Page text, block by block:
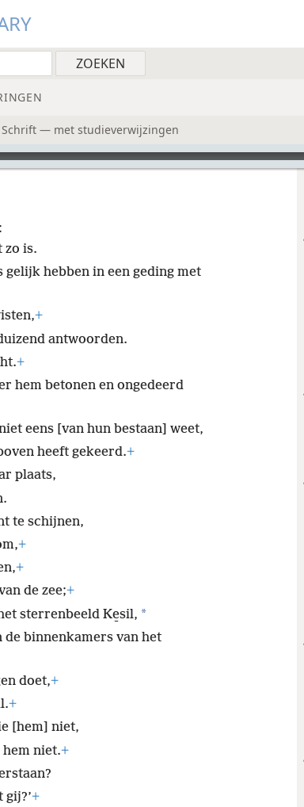
— met studieverwijzingen
zo is.
hebben in een geding met
+
antwoorden.
+
hem betonen en ongedeerd
eens [van hun bestaan] weet,
heeft gekeerd.+
plaats,
te schijnen,
+
+
de zee;+
sterrenbeeld Ke̱sil, *
de binnenkamers van het
doet,+
+
[hem] niet,
niet.+
gij?’+